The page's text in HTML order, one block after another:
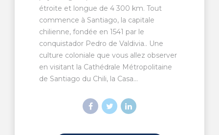
étroite et longue de 4 300 km. Tout
commence à Santiago, la capitale
chilienne, fondée en 1541 par le
conquistador Pedro de Valdivia.. Une
culture coloniale que vous allez observer
en visitant la Cathédrale Métropolitaine
de Santiago du Chili, la Casa...